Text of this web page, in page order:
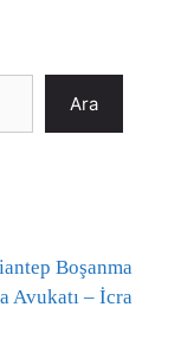
Ara
Boşanma
Avukatı – İcra